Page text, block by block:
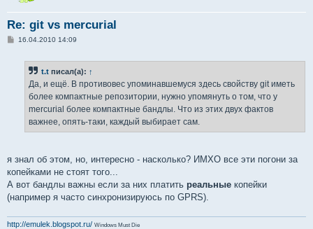
Re: git vs mercurial
С16.04.2010 14:09
t.t писал(а): ↑
Да, и ещё. В противовес упоминавшемуся здесь свойству git иметь
более компактные репозитории, нужно упомянуть о том, что у
mercurial более компактные бандлы. Что из этих двух фактов
важнее, опять-таки, каждый выбирает сам.
я знал об этом, но, интересно - насколько? ИМХО все эти погони за
копейками не стоят того...
А вот бандлы важны если за них платить реальные копейки
(например я часто синхронизируюсь по GPRS).
http://emulek.blogspot.ru/ Windows Must Die